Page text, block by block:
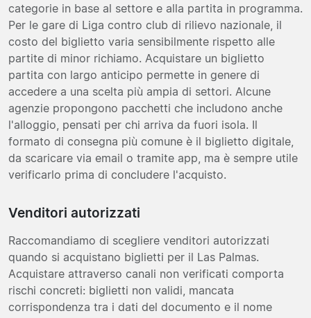
categorie in base al settore e alla partita in programma.
Per le gare di Liga contro club di rilievo nazionale, il
costo del biglietto varia sensibilmente rispetto alle
partite di minor richiamo. Acquistare un biglietto
partita con largo anticipo permette in genere di
accedere a una scelta più ampia di settori. Alcune
agenzie propongono pacchetti che includono anche
l'alloggio, pensati per chi arriva da fuori isola. Il
formato di consegna più comune è il biglietto digitale,
da scaricare via email o tramite app, ma è sempre utile
verificarlo prima di concludere l'acquisto.
Venditori autorizzati
Raccomandiamo di scegliere venditori autorizzati
quando si acquistano biglietti per il Las Palmas.
Acquistare attraverso canali non verificati comporta
rischi concreti: biglietti non validi, mancata
corrispondenza tra i dati del documento e il nome